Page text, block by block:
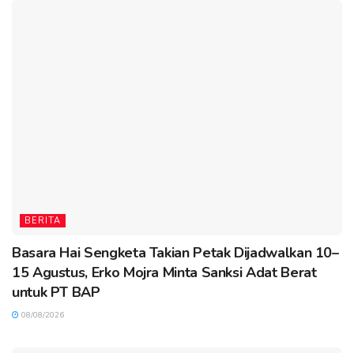
BERITA
Basara Hai Sengketa Takian Petak Dijadwalkan 10–
15 Agustus, Erko Mojra Minta Sanksi Adat Berat
untuk PT BAP
08/08/2026